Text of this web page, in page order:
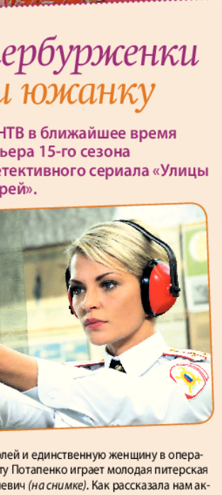
47
53
59
65
71
83
Аугсбург-сити
Будь здоров
info Вечерняя газета
Wadim
Дом и семья
газета
Еврейская
панорама